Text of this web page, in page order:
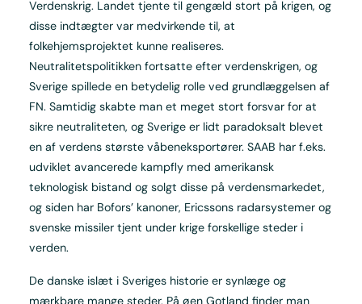
Verdenskrig. Landet tjente til gengæld stort på krigen, og
disse indtægter var medvirkende til, at
folkehjemsprojektet kunne realiseres.
Neutralitetspolitikken fortsatte efter verdenskrigen, og
Sverige spillede en betydelig rolle ved grundlæggelsen af
FN. Samtidig skabte man et meget stort forsvar for at
sikre neutraliteten, og Sverige er lidt paradoksalt blevet
en af verdens største våbeneksportører. SAAB har f.eks.
udviklet avancerede kampfly med amerikansk
teknologisk bistand og solgt disse på verdensmarkedet,
og siden har Bofors’ kanoner, Ericssons radarsystemer og
svenske missiler tjent under krige forskellige steder i
verden.
De danske islæt i Sveriges historie er synlæge og
mærkbare mange steder. På øen Gotland finder man